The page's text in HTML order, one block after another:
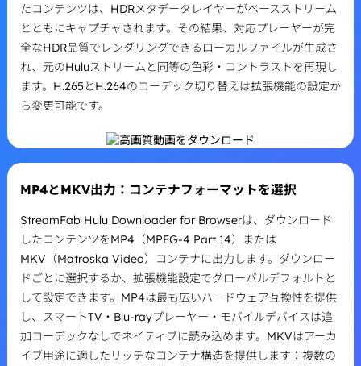
たコンテンツは、HDRメタデータレイヤーがベースストリーム
とともにキャプチャされます。その結果、対応プレーヤーが完
全なHDR品質でレンダリングできるローカルファイルが生成さ
れ、元のHuluストリームと同等の色彩・コントラストを再現し
ます。H.265とH.264のコーデック切り替えは拡張機能の設定か
ら変更可能です。
MP4とMKV出力：コンテナフォーマットを選択
StreamFab Hulu Downloader for Browserは、ダウンロード
したコンテンツをMP4（MPEG-4 Part 14）または
MKV（Matroska Video）コンテナに出力します。ダウンロー
ドごとに選択するか、拡張機能設定でグローバルデフォルトと
して設定できます。MP4は最も広いハードウェア互換性を提供
し、スマートTV・Blu-rayプレーヤー・モバイルデバイスは追
加コーデックなしでネイティブに読み込めます。MKVはアーカ
イブ用途に適したリッチなコンテナ構造を提供します：複数の